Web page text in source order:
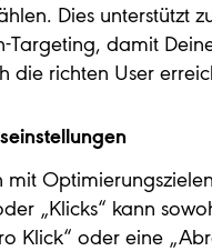
Dies unterstützt
Targeting, damit
die richten User
mit
„Klicks“ kann
Klick“ oder eine